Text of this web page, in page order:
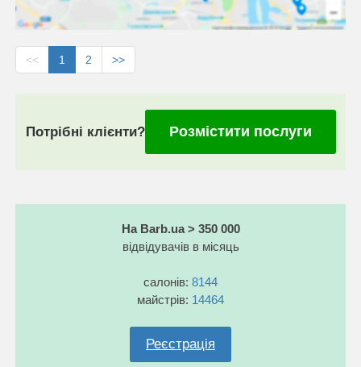
<< 1 2 >>
Потрібні клієнти? Розмістити послуги
На Barb.ua > 350 000
відвідувачів в місяць
салонів: 8144
майстрів: 14464
Реєстрація